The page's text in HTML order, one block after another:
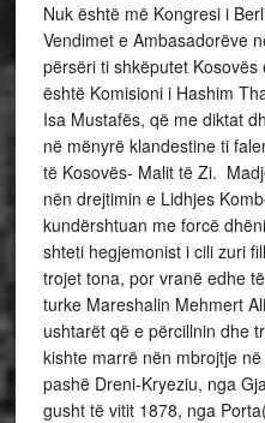
Nuk është më Kongresi i
Vendimet e Ambasadorëve
përsëri ti shkëputet
është Komisioni i Hashim
Isa Mustafës, që me diktat
në mënyrë klandestine ti
të Kosovës- Malit të Zi.
nën drejtimin e Lidhjes
kundërshtuan me forcë
shteti hegjemonist i cili zuri
trojet tona, por vranë edhe
turke Mareshalin Mehmert
ushtarët që e përcillnin dhe
kishte marrë nën mbrojtje
pashë Dreni-Kryeziu, nga
gusht të vitit 1878, nga